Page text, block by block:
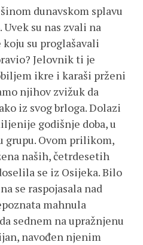
dunavskom splavu
su nas zvali na
su proglašavali
Jelovnik ti je
ikre i karaši prženi
njihov zvižuk da
iz svog brloga. Dolazi
godišnje doba, u
grupu. Ovom prilikom,
naših, četrdesetih
se iz Osijeka. Bilo
se raspojasala nad
mahnula
sednem na upražnjenu
navođen njenim